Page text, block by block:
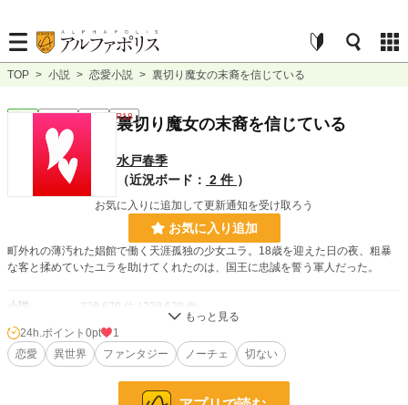
TOP > 小説 > 恋愛小説 > 裏切り魔女の末裔を信じている
連載中 長編 R18
裏切り魔女の末裔を信じている
水戸春季
（近況ボード： 2 件 ）
お気に入りに追加して更新通知を受け取ろう
お気に入り追加
町外れの薄汚れた娼館で働く天涯孤独の少女ユラ。18歳を迎えた日の夜、粗暴
な客と揉めていたユラを助けてくれたのは、国王に忠誠を誓う軍人だった。
小説 228,620 位 / 228,620 件
恋愛 66,321 位 / 66,321 件
お気に入り 5
24h.ポイント 0pt
1
恋愛
異世界 ファンタジー ノーチェ 切ない